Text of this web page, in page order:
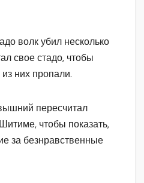
волк убил несколько
свое стадо, чтобы
них пропали.
пересчитал
чтобы показать,
за безнравственные